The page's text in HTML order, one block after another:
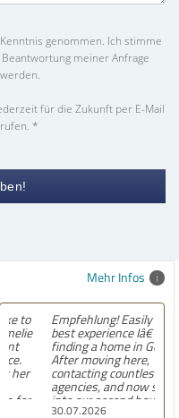
genommen. Ich stimme
meiner Anfrage
für die Zukunft per E-Mail
*
Mehr Infos
30.07.2026
Empfehlung! Easily the
best experience Iâ€™ve had
finding a home in Germany.
After moving here,
contacting countless
agencies, and now settling
into our second house, I
know firsthand how